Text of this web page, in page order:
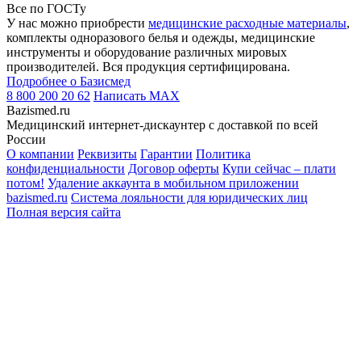
Все по ГОСТу
У нас можно приобрести медицинские расходные материалы,
комплекты одноразового белья и одежды, медицинские
инструменты и оборудование различных мировых
производителей. Вся продукция сертифицирована.
Подробнее о Базисмед
8 800 200 20 62 Написать MAX
Bazismed.ru
Медицинский интернет-дискаунтер с доставкой по всей
России
О компании Реквизиты Гарантии Политика
конфиденциальности Договор оферты Купи сейчас – плати
потом! Удаление аккаунта в мобильном приложении
bazismed.ru Система лояльности для юридических лиц
Полная версия сайта